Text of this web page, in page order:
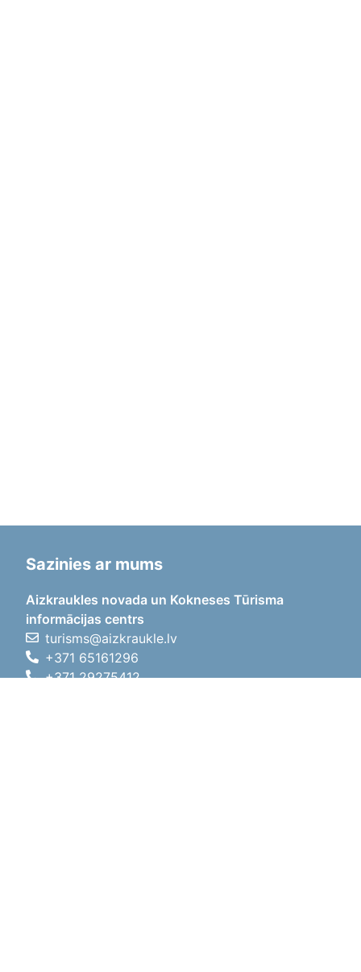
Sazinies ar mums
Aizkraukles novada un Kokneses Tūrisma
informācijas centrs
turisms@aizkraukle.lv
+371 65161296
+371 29275412